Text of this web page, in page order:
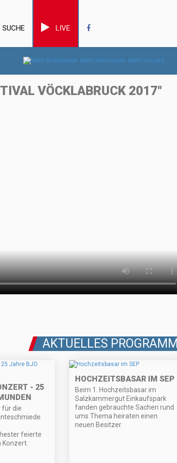
SUCHE LIVE
VÖCKLABRUCK 2017"
AKTUELLES PROGRAMM
- 25
für die
feierte
HOCHZEITSBASAR IM SEP
Beim 1. Hochzeitsbasar im
Salzkammergut Einkaufspark
fanden gebrauchte Sachen rund
ums Thema heiraten einen
neuen Besitzer.